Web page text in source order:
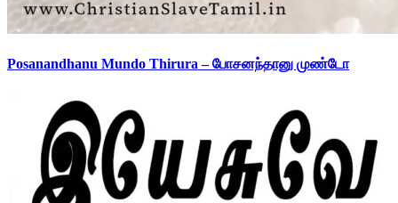
Posanandhanu Mundo Thirura – போசனந்தானு முண்டோ